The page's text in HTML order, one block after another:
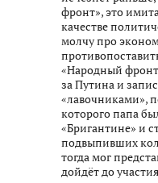
фронт», это
качестве
молчу про
«Народный
за Путина и
«лавочниками»,
которого папа
«Бригантине» и
подвыпивших
тогда мог
дойдёт до